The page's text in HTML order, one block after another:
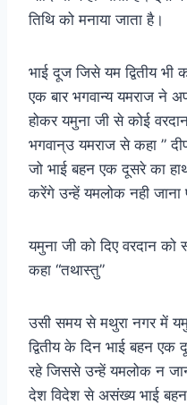
तिथि को मनाया जाता है।
भाई दूज जिसे यम द्वितीय भी
एक बार भगवान्य यमराज ने
होकर यमुना जी से कोई
भगवान्उ यमराज से कहा ”
जो भाई बहन एक दूसरे का
करेंगे उन्हें यमलोक नही जाना
यमुना जी को दिए वरदान को
कहा “तथास्तु”
उसी समय से मथुरा नगर में
द्वितीय के दिन भाई बहन
रहे जिससे उन्हें यमलोक न
देश विदेश से असंख्य भाई